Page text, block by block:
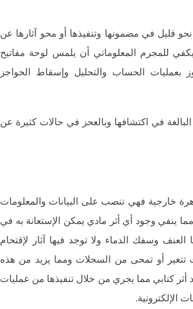
نحو قليل في مضمونها وتنفيذها أو محو آثارها عن
للمجرم المعلوماتي أن يلمس لوحة مفاتيح
بعمليات الحساب والتحليل وإسقاط الحواجز
في اكتشافها وبالعحز في حالات كثيرة عن
خارجية فهي تنصب على البيانات والمعلومات
ينفي وجود أي أثر مادي يمكن الإستعانة به في
العنف وسفك الدماء ولا توجد فيها آثار لإقتحام
تتغير أو تمحى من السجلات ومما يزيد من هذه
أثر كتابي مما يجري من خلال تنفيذها من عمليات
الإلكترونية.